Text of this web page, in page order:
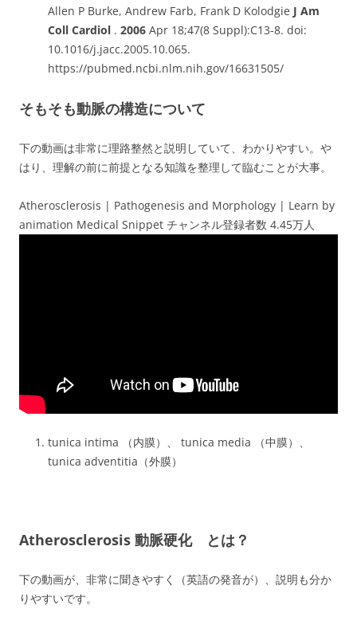
Allen P Burke, Andrew Farb, Frank D Kolodgie J Am
Coll Cardiol . 2006 Apr 18;47(8 Suppl):C13-8. doi:
10.1016/j.jacc.2005.10.065.
https://pubmed.ncbi.nlm.nih.gov/16631505/
そもそも動脈の構造について
下の動画は非常に理路整然と説明していて、わかりやすい。や
はり、理解の前に前提となる知識を整理して臨むことが大事。
Atherosclerosis | Pathogenesis and Morphology | Learn by
animation Medical Snippet チャンネル登録者数 4.45万人
tunica intima （内膜）、 tunica media （中膜）、
tunica adventitia（外膜）
Atherosclerosis 動脈硬化 とは？
下の動画が、非常に聞きやすく（英語の発音が）、説明も分か
りやすいです。